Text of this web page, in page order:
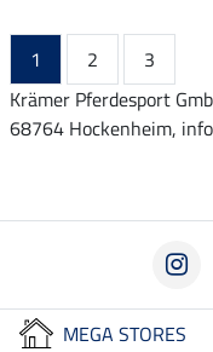
1 2
3
Krämer Pferdesport
68764 Hockenheim,
MEGA STORES